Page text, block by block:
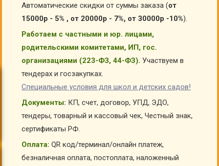
Автоматические скидки от суммы заказа (от
15000р - 5% , от 20000р - 7%, от 30000р -10%).
Работаем с частными и юр. лицами,
родительскими комитетами, ИП, гос.
организациями (223-ФЗ, 44-ФЗ). Участвуем в
тендерах и госзакупках.
Специальные условия для школ и детских садов!
Документы: КП, счет, договор, УПД, ЭДО,
тендеры, товарный и кассовый чек, Честный знак,
сертификаты РФ.
Оплата: QR код/терминал/онлайн платеж,
безналичная оплата, постоплата, наложенный